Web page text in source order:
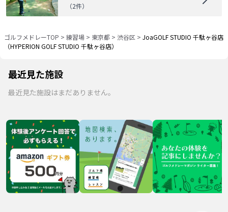
（2件）
ゴルフメドレーTOP > 練習場 > 東京都 > 渋谷区 > JoaGOLF STUDIO 千駄ヶ谷店
（HYPERION GOLF STUDIO 千駄ヶ谷店）
最近見た施設
最近見た施設はまだありません。